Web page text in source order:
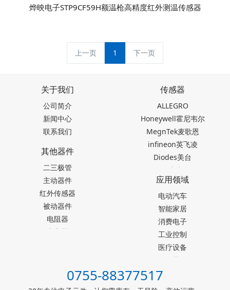
烨映电子STP9CF59H额温枪高精度红外测温传感器
上一页 1 下一页
关于我们
公司简介
新闻中心
联系我们
传感器
ALLEGRO
Honeywell霍尼韦尔
MegnTek麦歌恩
infineon英飞凌
Diodes美台
TDK东电化
SEIKO精工
Akm旭化成
Melexis迈来芯
NICERA尼塞拉
TI德州仪器
台产松术songhall
ST意法半导体
罗姆ROHM
其他器件
二三极管
主动器件
红外传感器
被动器件
电阻器
电容器
应用领域
电动汽车
智能家居
消费电子
工业控制
医疗设备
仪器仪表
能源设施
0755-88377517